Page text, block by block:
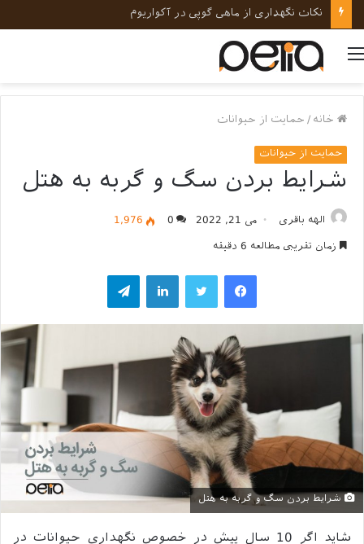
نکات نگهداری از ماهی گوپی در آکواریوم
منو
خانه / حمایت از حیوانات
حمایت از حیوانات
شرایط بردن سگ و گربه به هتل
الهه باقری می 21, 2022 0
1,976
زمان تقریبی مطالعه 6 دقیقه
فیسبوکتوییتر لینکداینتلگرام
شرایط بردن سگ و گربه به هتل
شاید اگر 10 سال پیش در خصوص نگهداری حیوانات در